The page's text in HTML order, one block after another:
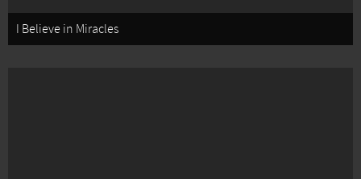
I Believe in Miracles